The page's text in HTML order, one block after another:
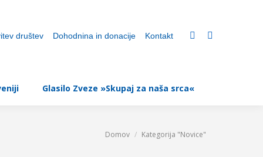
društev Dohodnina in donacije Kontakt
Glasilo Zveze »Skupaj za naša srca«
You are here:
Domov Kategorija "Novice"